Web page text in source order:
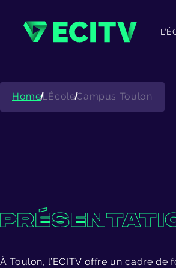
content
HomeL’ÉcoleCampus Toulon
À Toulon, l’ECITV offre un cadre